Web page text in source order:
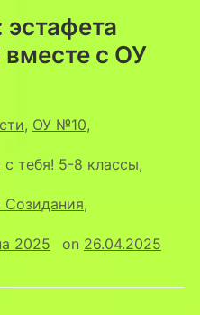
с ОУ
, ОУ №10,
тебя! 5-8 классы,
Созидания,
2025 on 26.04.2025